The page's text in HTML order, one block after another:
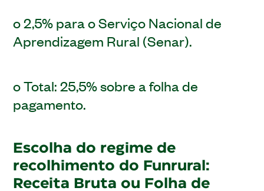
o 2,5% para o Serviço Nacional de
Aprendizagem Rural (Senar).
o Total: 25,5% sobre a folha de
pagamento.
Escolha do regime de
recolhimento do Funrural:
Receita Bruta ou Folha de